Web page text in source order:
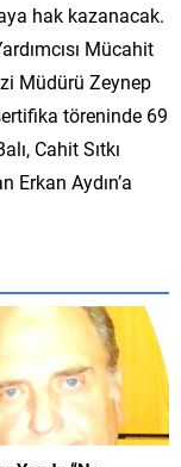
hak kazanacak.
Mücahit
Müdürü Zeynep
töreninde 69
Cahit Sıtkı
Erkan Aydın’a